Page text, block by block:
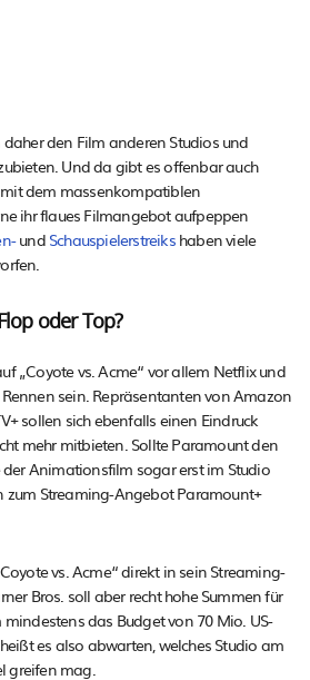
den Film anderen Studios und
Und da gibt es offenbar auch
dem massenkompatiblen
ihr flaues Filmangebot aufpeppen
und Schauspielerstreikshaben viele
oder Top?
„Coyote vs. Acme“ vor allem Netflix und
sein. Repräsentanten von Amazon
sollen sich ebenfalls einen Eindruck
mehr mitbieten. Sollte Paramount den
der Animationsfilm sogar erst im Studio
zum Streaming-Angebot Paramount+
vs. Acme“ direkt in sein Streaming-
Bros. soll aber recht hohe Summen für
mindestens das Budget von 70 Mio. US-
es also abwarten, welches Studio am
greifen mag.